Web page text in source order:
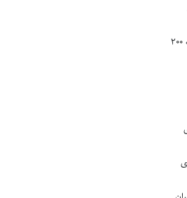
افزایش وثیقه خروج از کشور برای ادامه تحصیل به ۲۰۰